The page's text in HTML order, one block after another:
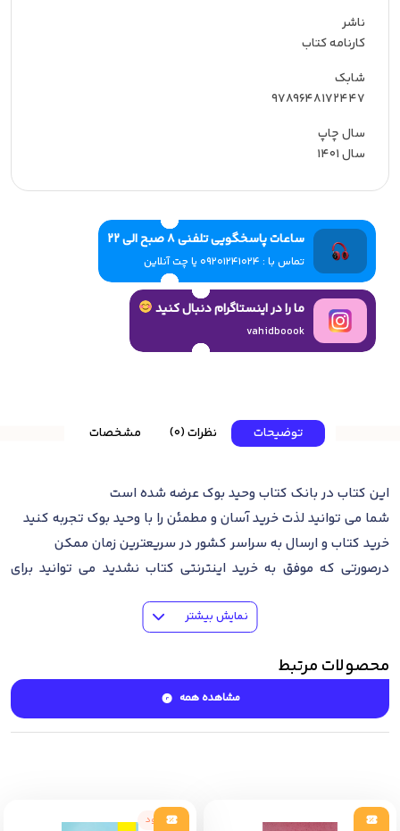
ناشر
کارنامه کتاب
شابک
9789648172447
سال چاپ
سال 1401
ساعات پاسخگویی تلفنی 8 صبح الی 22
تماس با : 09201241024 یا چت آنلاین
ما را در اینستاگرام دنبال کنید
vahidboook
توضیحات نظرات (0) مشخصات
این کتاب در بانک کتاب وحید بوک عرضه شده است
شما می توانید لذت خرید آسان و مطمئن را با وحید بوک تجربه کنید
خرید کتاب و ارسال به سراسر کشور در سریعترین زمان ممکن
درصورتی که موفق به خرید اینترنتی کتاب نشدید می توانید برای
نمایش بیشتر
محصولات مرتبط
مشاهده همه
ناموجود